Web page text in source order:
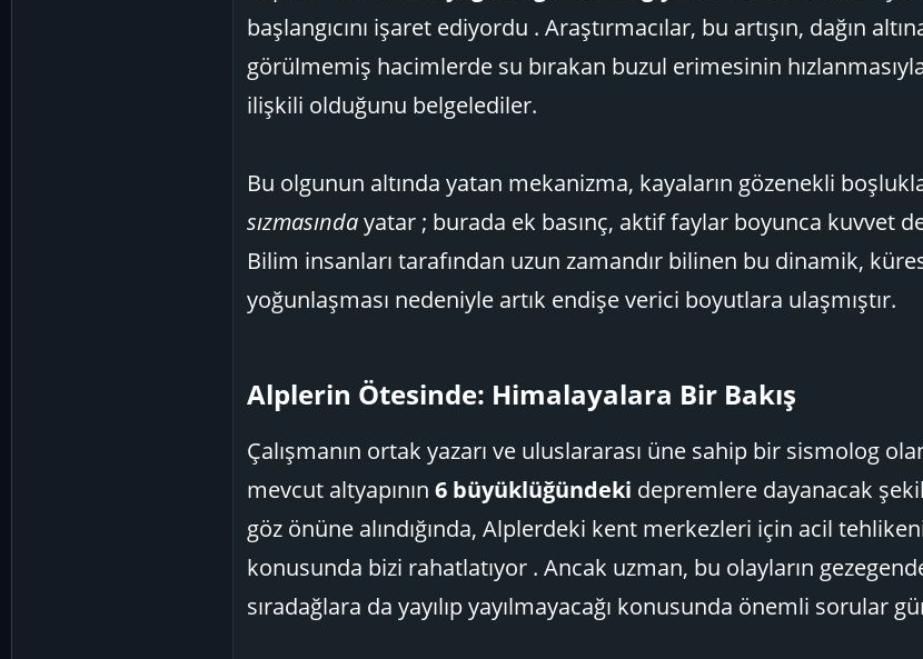
başlangıcını işaret ediyordu . Araştırmacılar, bu artışın, dağın
görülmemiş hacimlerde su bırakan buzul erimesinin
ilişkili olduğunu belgelediler.
Bu olgunun altında yatan mekanizma, kayaların gözenekli
sızmasındayatar ; burada ek basınç, aktif faylar boyunca kuvvet
Bilim insanları tarafından uzun zamandır bilinen bu dinamik,
yoğunlaşması nedeniyle artık endişe verici boyutlara ulaşmıştır.
Alplerin Ötesinde: Himalayalara Bir Bakış​
Çalışmanın ortak yazarı ve uluslararası üne sahip bir sismolog
mevcut altyapının 6 büyüklüğündeki depremlere dayanacak
göz önüne alındığında, Alplerdeki kent merkezleri için acil
konusunda bizi rahatlatıyor . Ancak uzman, bu olayların
sıradağlara da yayılıp yayılmayacağı konusunda önemli sorular